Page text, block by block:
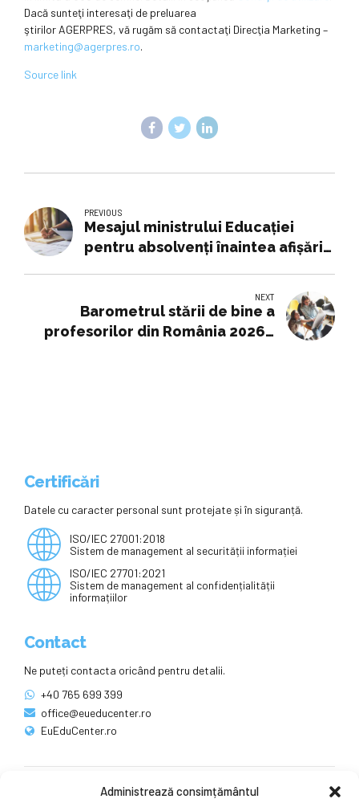
Administrează consimțământul
Dacă sunteţi interesaţi de preluarea
ştirilor AGERPRES, vă rugăm să contactaţi Direcţia Marketing –
marketing@agerpres.ro.
Source link
PREVIOUS
Mesajul ministrului Educației
pentru absolvenți înaintea afișării
NEXT
Barometrul stării de bine a
profesorilor din România 2026 -
Certificări
Datele cu caracter personal sunt protejate și în siguranță.
ISO/IEC 27001:2018
Sistem de management al securității informației
ISO/IEC 27701:2021
Sistem de management al confidențialității
informațiilor
Contact
Ne puteți contacta oricând pentru detalii.
+40 765 699 399
office@eueducenter.ro
EuEduCenter.ro